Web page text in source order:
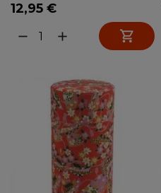
12,95 €
remove add 